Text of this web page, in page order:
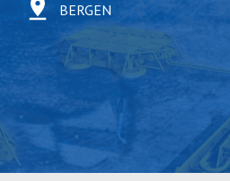
BERGEN